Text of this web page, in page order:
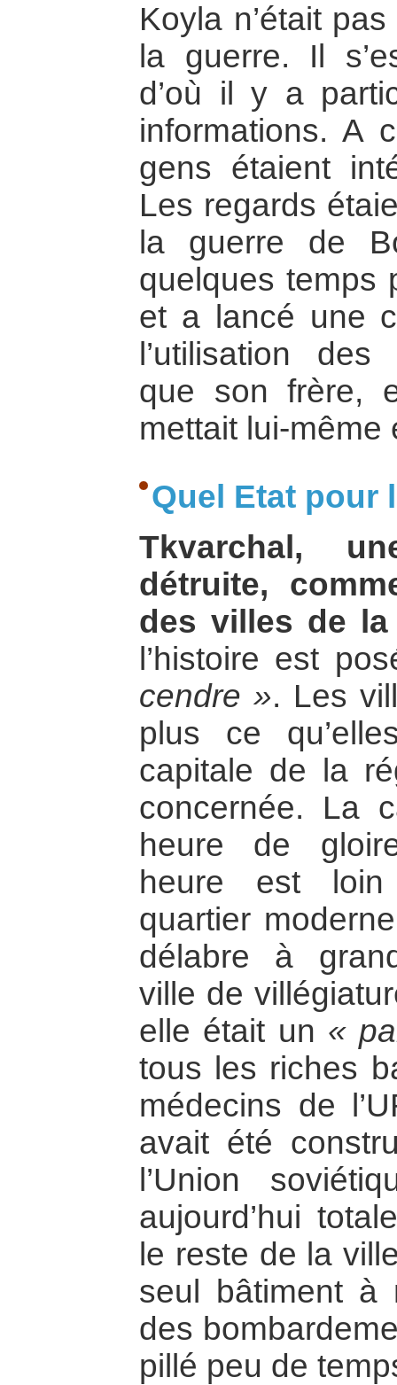
Koyla n’était
la guerre. Il
d’où il y a
informations. A
gens étaient
Les regards
la guerre de
quelques temps
et a lancé une
l’utilisation
que son frère,
mettait lui-même
Quel Etat pour
Tkvarchal,
détruite,
des villes de la
l’histoire est
cendre ». Les
plus ce
capitale de la
concernée. La
heure de
heure est
quartier
délabre à
ville de
elle était un «
tous les riches
médecins de
avait été
l’Union
aujourd’hui
le reste de la
seul bâtiment à
des
pillé peu de